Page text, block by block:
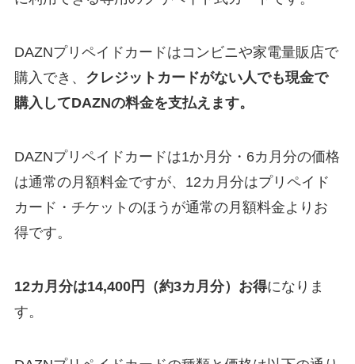
DAZNプリペイドカードはコンビニや家電量販店で
購入でき、 クレジットカードがない人でも現金で
購入してDAZNの料金を支払えます。
DAZNプリペイドカードは1か月分・6カ月分の価格
は通常の月額料金ですが、12カ月分はプリペイド
カード・チケットのほうが通常の月額料金よりお
得です。
12カ月分は14,400円（約3カ月分）お得になりま
す。